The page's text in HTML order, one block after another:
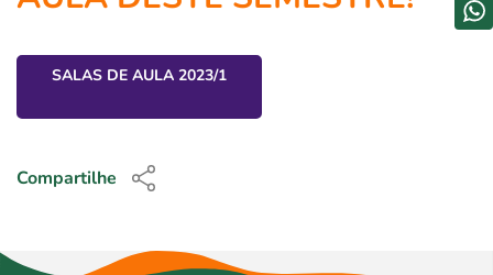
SALAS DE AULA 2023/1
Compartilhe